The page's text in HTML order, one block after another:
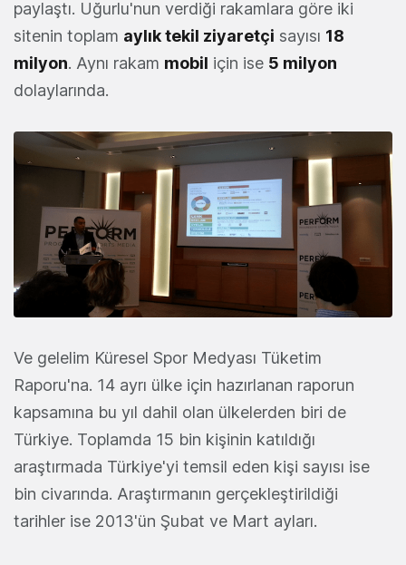
paylaştı. Uğurlu'nun verdiği rakamlara göre iki
sitenin toplam aylık tekil ziyaretçi sayısı 18
milyon. Aynı rakam mobil için ise 5 milyon
dolaylarında.
Ve gelelim Küresel Spor Medyası Tüketim
Raporu'na. 14 ayrı ülke için hazırlanan raporun
kapsamına bu yıl dahil olan ülkelerden biri de
Türkiye. Toplamda 15 bin kişinin katıldığı
araştırmada Türkiye'yi temsil eden kişi sayısı ise
bin civarında. Araştırmanın gerçekleştirildiği
tarihler ise 2013'ün Şubat ve Mart ayları.